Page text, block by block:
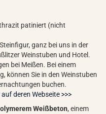
patiniert (nicht
ganz bei uns in der
Weinstuben und Hotel.
bei Meißen. Bei einem
können Sie in den Weinstuben
buchen.
deren Webseite >>>
Weißbeton, einem